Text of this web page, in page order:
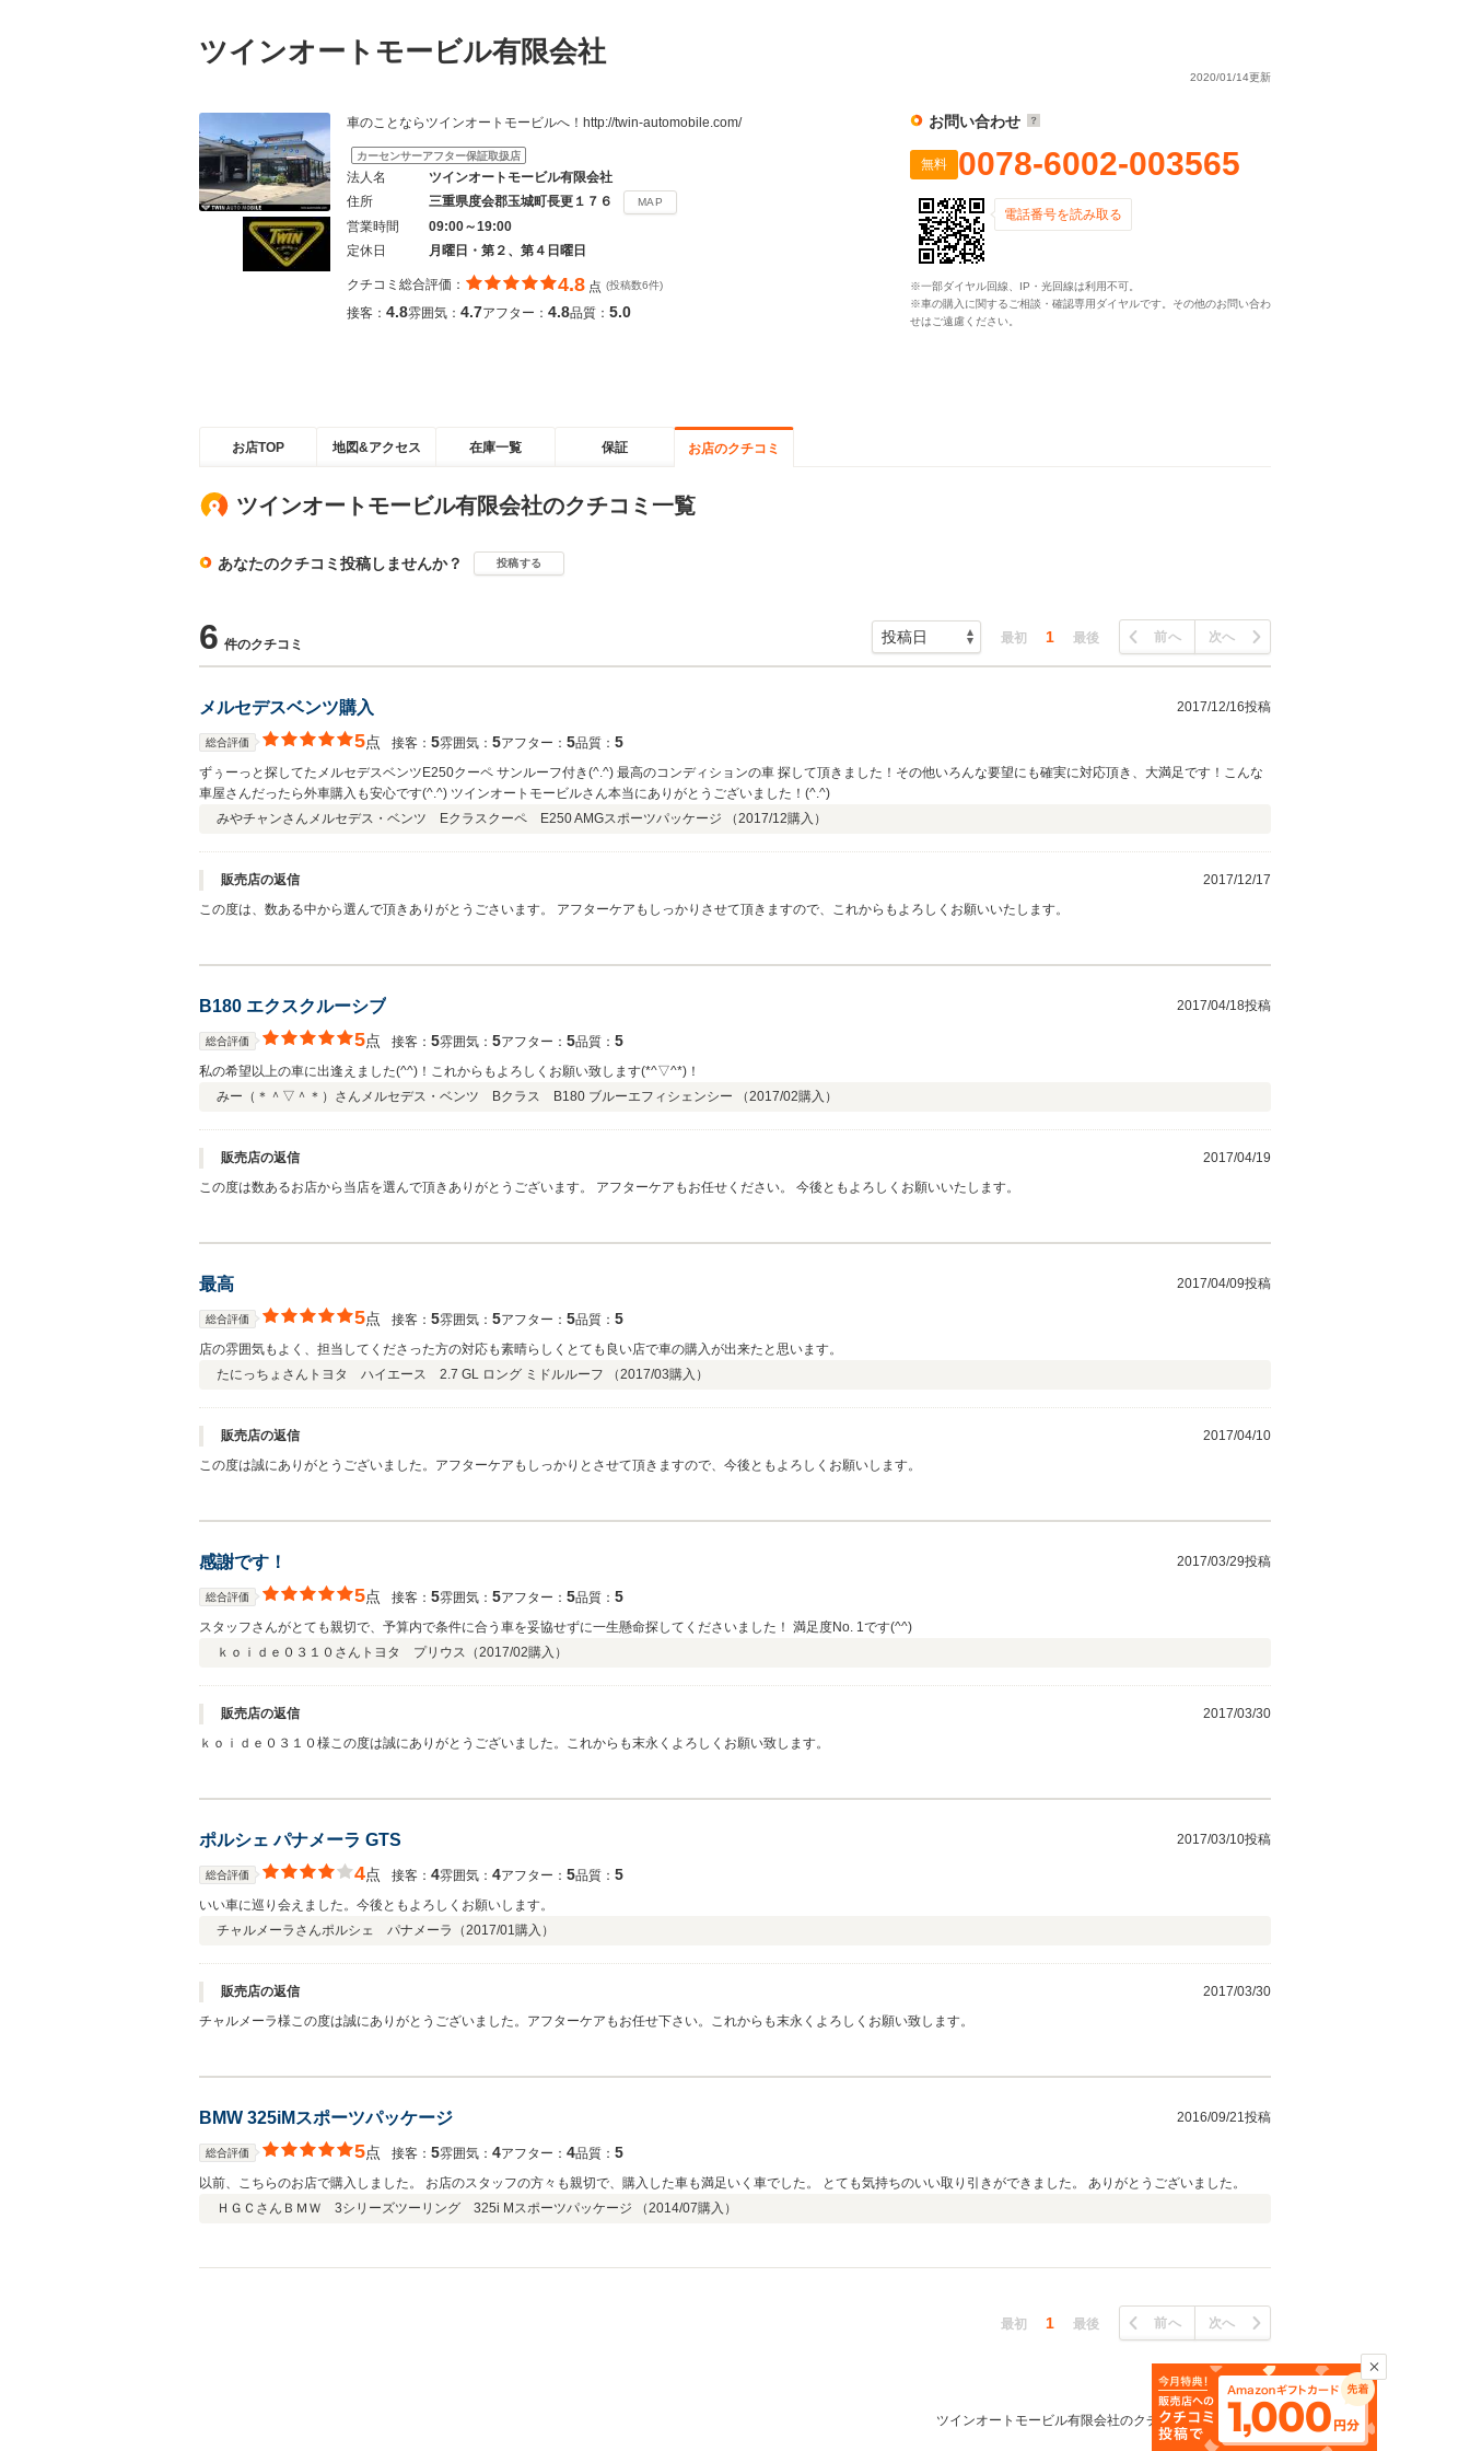
ツインオートモービル有限会社
2020/01/14更新
車のことならツインオートモービルへ！http://twin-automobile.com/
カーセンサーアフター保証取扱店
法人名
ツインオートモービル有限会社
住所
三重県度会郡玉城町長更１７６ MAP
営業時間
09:00～19:00
定休日
月曜日・第２、第４日曜日
クチコミ総合評価： 4.8 点 (投稿数6件)
接客： 4.8雰囲気： 4.7アフター： 4.8品質： 5.0
お問い合わせ
無料 0078-6002-003565
電話番号を読み取る
※一部ダイヤル回線、IP・光回線は利用不可。
※車の購入に関するご相談・確認専用ダイヤルです。その他のお問い合わ
せはご遠慮ください。
お店TOP 地図&アクセス 在庫一覧 保証 お店のクチコミ
ツインオートモービル有限会社のクチコミ一覧
あなたのクチコミ投稿しませんか？ 投稿する
6 件のクチコミ 最初 1 最後 前へ 次へ
メルセデスベンツ購入 2017/12/16投稿
総合評価 5点 接客： 5雰囲気： 5アフター： 5品質： 5
ずぅーっと探してたメルセデスベンツE250クーペ サンルーフ付き(^.^) 最高のコンディションの車 探して頂きました！その他いろんな要望にも確実に対応頂き、大満足です！こんな
車屋さんだったら外車購入も安心です(^.^) ツインオートモービルさん本当にありがとうございました！(^.^)
みやチャンさん メルセデス・ベンツ Eクラスクーペ E250 AMGスポーツパッケージ （2017/12購入）
販売店の返信
2017/12/17
この度は、数ある中から選んで頂きありがとうごさいます。 アフターケアもしっかりさせて頂きますので、これからもよろしくお願いいたします。
B180 エクスクルーシブ 2017/04/18投稿
総合評価 5点 接客： 5雰囲気： 5アフター： 5品質： 5
私の希望以上の車に出逢えました(^^)！これからもよろしくお願い致します(*^▽^*)！
みー（＊＾▽＾＊）さん メルセデス・ベンツ Bクラス B180 ブルーエフィシェンシー （2017/02購入）
販売店の返信
2017/04/19
この度は数あるお店から当店を選んで頂きありがとうございます。 アフターケアもお任せください。 今後ともよろしくお願いいたします。
最高 2017/04/09投稿
総合評価 5点 接客： 5雰囲気： 5アフター： 5品質： 5
店の雰囲気もよく、担当してくださった方の対応も素晴らしくとても良い店で車の購入が出来たと思います。
たにっちょさん トヨタ ハイエース 2.7 GL ロング ミドルルーフ （2017/03購入）
販売店の返信
2017/04/10
この度は誠にありがとうございました。アフターケアもしっかりとさせて頂きますので、今後ともよろしくお願いします。
感謝です！ 2017/03/29投稿
総合評価 5点 接客： 5雰囲気： 5アフター： 5品質： 5
スタッフさんがとても親切で、予算内で条件に合う車を妥協せずに一生懸命探してくださいました！ 満足度No. 1です(^^)
ｋｏｉｄｅ０３１０さん トヨタ プリウス（2017/02購入）
販売店の返信
2017/03/30
ｋｏｉｄｅ０３１０様この度は誠にありがとうございました。これからも末永くよろしくお願い致します。
ポルシェ パナメーラ GTS 2017/03/10投稿
総合評価 4点 接客： 4雰囲気： 4アフター： 5品質： 5
いい車に巡り会えました。今後ともよろしくお願いします。
チャルメーラさんポルシェ パナメーラ（2017/01購入）
販売店の返信
2017/03/30
チャルメーラ様この度は誠にありがとうございました。アフターケアもお任せ下さい。これからも末永くよろしくお願い致します。
BMW 325iMスポーツパッケージ 2016/09/21投稿
総合評価 5点 接客： 5雰囲気： 4アフター： 4品質： 5
以前、こちらのお店で購入しました。 お店のスタッフの方々も親切で、購入した車も満足いく車でした。 とても気持ちのいい取り引きができました。 ありがとうございました。
ＨＧＣさん ＢＭＷ 3シリーズツーリング 325i Mスポーツパッケージ （2014/07購入）
最初 1 最後 前へ 次へ
ツインオートモービル有限会社のクチコミ一覧TOPへ